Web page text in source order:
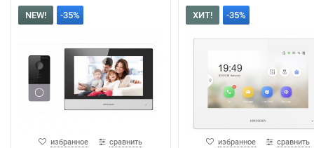
NEW! -35%
избранное сравнить
ХИТ! -35%
избранное сравнить